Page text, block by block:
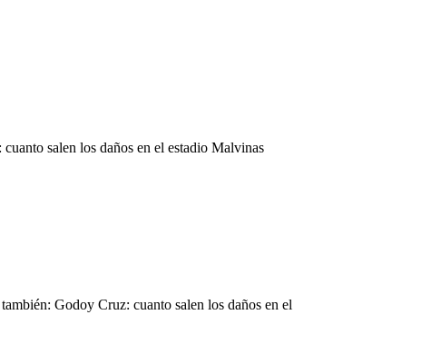
salen los daños en el estadio Malvinas
Godoy Cruz: cuanto salen los daños en el